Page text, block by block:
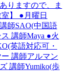
りますので、ま
】 ●月曜日
師SAO(中国語
講師Maya ●火
英語対応可・
講師アルマン
講師Yumiko(歩